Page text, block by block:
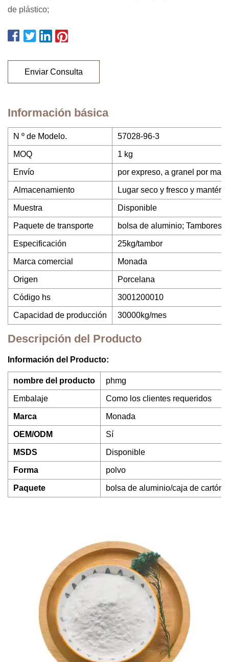
de plástico;
Enviar Consulta
Información básica
N º de Modelo. 57028-96-3
MOQ 1 kg
Envío por expreso, a granel por mar
Almacenamiento Lugar seco y fresco y
Muestra Disponible
Paquete de transporte bolsa de aluminio; Tambores
Especificación 25kg/tambor
Marca comercial Monada
Origen Porcelana
Código hs 3001200010
Capacidad de producción 30000kg/mes
Descripción del Producto
Información del Producto:
nombre del producto phmg
Embalaje Como los clientes requeridos
Marca Monada
OEM/ODM Sí
MSDS Disponible
Forma polvo
Paquete bolsa de aluminio/caja de cartón